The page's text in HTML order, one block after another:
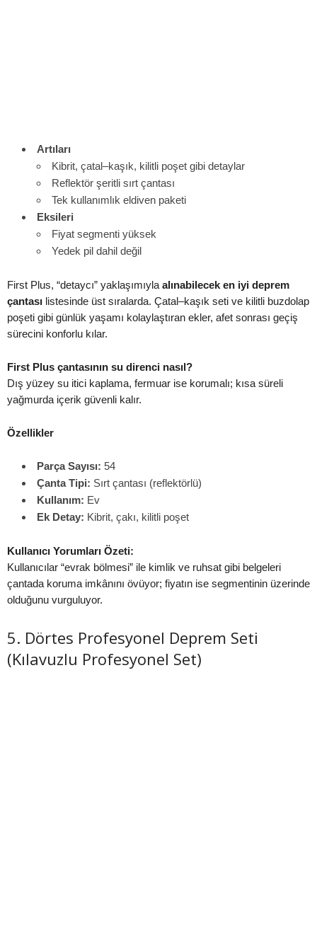
Artıları
Kibrit, çatal–kaşık, kilitli poşet gibi detaylar
Reflektör şeritli sırt çantası
Tek kullanımlık eldiven paketi
Eksileri
Fiyat segmenti yüksek
Yedek pil dahil değil
First Plus, “detaycı” yaklaşımıyla alınabilecek en iyi deprem
çantası listesinde üst sıralarda. Çatal–kaşık seti ve kilitli buzdolap
poşeti gibi günlük yaşamı kolaylaştıran ekler, afet sonrası geçiş
sürecini konforlu kılar.
First Plus çantasının su direnci nasıl?
Dış yüzey su itici kaplama, fermuar ise korumalı; kısa süreli
yağmurda içerik güvenli kalır.
Özellikler
Parça Sayısı: 54
Çanta Tipi: Sırt çantası (reflektörlü)
Kullanım: Ev
Ek Detay: Kibrit, çakı, kilitli poşet
Kullanıcı Yorumları Özeti:
Kullanıcılar “evrak bölmesi” ile kimlik ve ruhsat gibi belgeleri
çantada koruma imkânını övüyor; fiyatın ise segmentinin üzerinde
olduğunu vurguluyor.
5. Dörtes Profesyonel Deprem Seti
(Kılavuzlu Profesyonel Set)